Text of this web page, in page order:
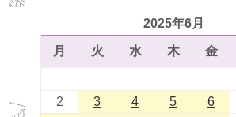
2025年6月
月 火 水 木 金
2
3 4 5 6